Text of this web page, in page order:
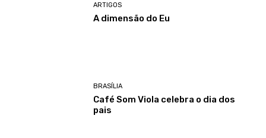
ARTIGOS
A dimensão do Eu
BRASÍLIA
Café Som Viola celebra o dia dos
pais